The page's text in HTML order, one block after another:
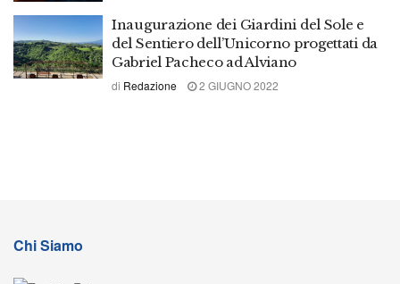
Inaugurazione dei Giardini del Sole e
del Sentiero dell’Unicorno progettati da
Gabriel Pacheco ad Alviano
di Redazione 2 GIUGNO 2022
Chi Siamo